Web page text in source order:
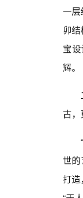
一
卯
宝
辉。
古，
世
打